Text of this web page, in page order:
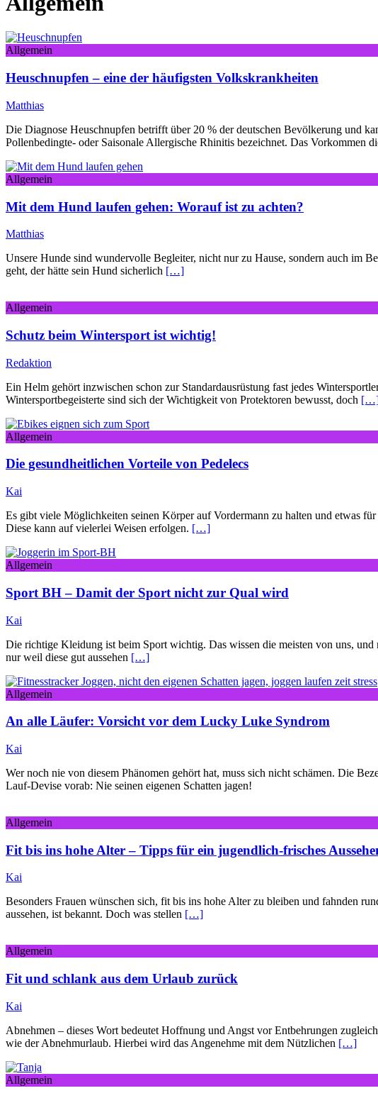
Allgemein
Heuschnupfen – eine der häufigsten Volkskrankheiten
Matthias
Die Diagnose Heuschnupfen betrifft über 20 % der deutschen Bevölkerung und
Pollenbedingte- oder Saisonale Allergische Rhinitis bezeichnet. Das Vorkommen
Allgemein
Mit dem Hund laufen gehen: Worauf ist zu achten?
Matthias
Unsere Hunde sind wundervolle Begleiter, nicht nur zu Hause, sondern auch im
geht, der hätte sein Hund sicherlich […]
Allgemein
Schutz beim Wintersport ist wichtig!
Redaktion
Ein Helm gehört inzwischen schon zur Standardausrüstung fast jedes
Wintersportbegeisterte sind sich der Wichtigkeit von Protektoren bewusst, doch
Allgemein
Die gesundheitlichen Vorteile von Pedelecs
Kai
Es gibt viele Möglichkeiten seinen Körper auf Vordermann zu halten und etwas
Diese kann auf vielerlei Weisen erfolgen. […]
Allgemein
Sport BH – Damit der Sport nicht zur Qual wird
Kai
Die richtige Kleidung ist beim Sport wichtig. Das wissen die meisten von uns,
nur weil diese gut aussehen […]
Allgemein
An alle Läufer: Vorsicht vor dem Lucky Luke Syndrom
Kai
Wer noch nie von diesem Phänomen gehört hat, muss sich nicht schämen. Die
Lauf-Devise vorab: Nie seinen eigenen Schatten jagen!
Allgemein
Fit bis ins hohe Alter – Tipps für ein jugendlich-frisches
Kai
Besonders Frauen wünschen sich, fit bis ins hohe Alter zu bleiben und fahnden
aussehen, ist bekannt. Doch was stellen […]
Allgemein
Fit und schlank aus dem Urlaub zurück
Kai
Abnehmen – dieses Wort bedeutet Hoffnung und Angst vor Entbehrungen
wie der Abnehmurlaub. Hierbei wird das Angenehme mit dem Nützlichen […]
Allgemein